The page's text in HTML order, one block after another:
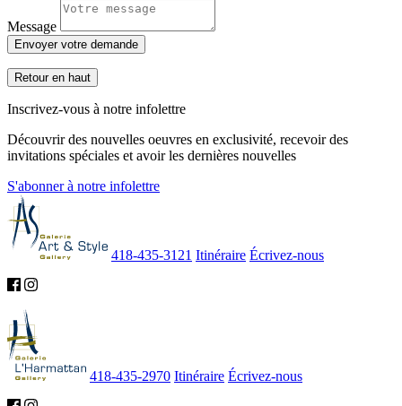
Message
Envoyer votre demande
Retour en haut
Inscrivez-vous à notre infolettre
Découvrir des nouvelles oeuvres en exclusivité, recevoir des
invitations spéciales et avoir les dernières nouvelles
S'abonner à notre infolettre
418-435-3121 Itinéraire Écrivez-nous
418-435-2970 Itinéraire Écrivez-nous